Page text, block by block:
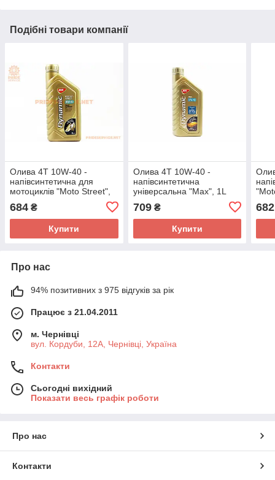
Подібні товари компанії
Олива 4T 10W-40 -
напівсинтетична для
мотоциклів "Moto Street",
684 ₴
Купити
Олива 4T 10W-40 -
напівсинтетична
універсальна "Max", 1L
709₴
Купити
682
Про нас
94% позитивних з 975 відгуків за рік
Працює з 21.04.2011
м. Чернівці
вул. Кордуби, 12А, Чернівці, Україна
Контакти
Сьогодні вихідний
Показати весь графік роботи
Про нас
Контакти